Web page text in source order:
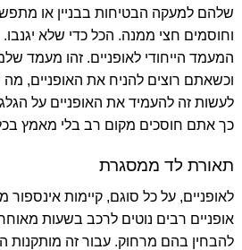
שלהם למעקה הבטיחות בבניין או
וחוסמים חצי ממנה. הכל כדי שלא
המעמד הייחודי לאופניים. זהו מעמד
וכשאתם רוצים להניח את האופניים,
לעשות זה להעמיד את האופניים על
כך אתם חוסכים מקום רב בלי מאמץ
תאורת לד ממסגרת
לאופניים, על כל סוגם, קיימות אינספור
אופניים רבים נוטים לרכב בשעות
להבחין בהם מרחוק. עבור זה מותקנות